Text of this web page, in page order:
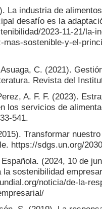
La industria de
desafío es la
2023-11-21/la-
mas-sostenible-y-el-
C. (2021).
Revista del
A. F. F. (2023).
los servicios de
541.
Transformar
https://sdgs.un.org/
(2024, 10 de
sostenibilidad
noticia/de-la-